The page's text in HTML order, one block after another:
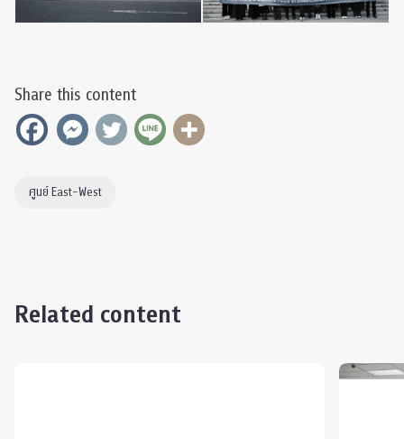
Share this content
ศูนย์ East-West
Related content